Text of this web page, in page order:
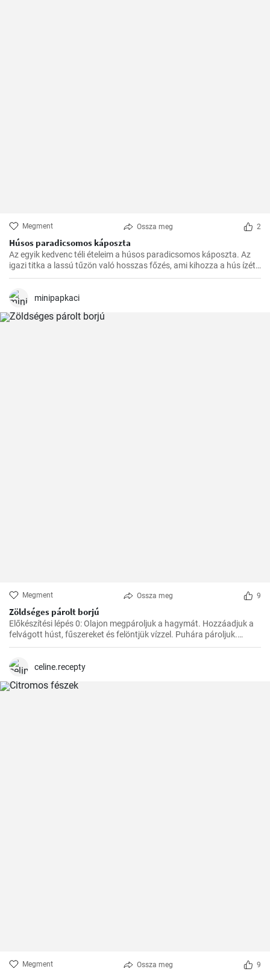
Megment Ossza meg 2
Húsos paradicsomos káposzta
Az egyik kedvenc téli ételeim a húsos paradicsomos káposzta. Az
igazi titka a lassú tűzön való hosszas főzés, ami kihozza a hús ízét,
és egységgé kovácsolja a zöldségek és a paradicsom ízét.
finomabb lesz, ezért a hétvégi ebédekre szoktam időzíteni.
minipapkaci
Megment Ossza meg 9
Zöldséges párolt borjú
Előkészítési lépés 0: Olajon megpároljuk a hagymát. Hozzáadjuk a
felvágott húst, fűszereket és felöntjük vízzel. Puhára pároljuk.
Ezután hozzáadjuk a zöldséget, a paradicsompürét és főzzük, amíg
felmelegedni.celine.recepty
Megment Ossza meg 9